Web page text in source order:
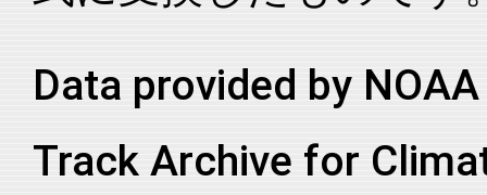
Data provided by
Track Archive for